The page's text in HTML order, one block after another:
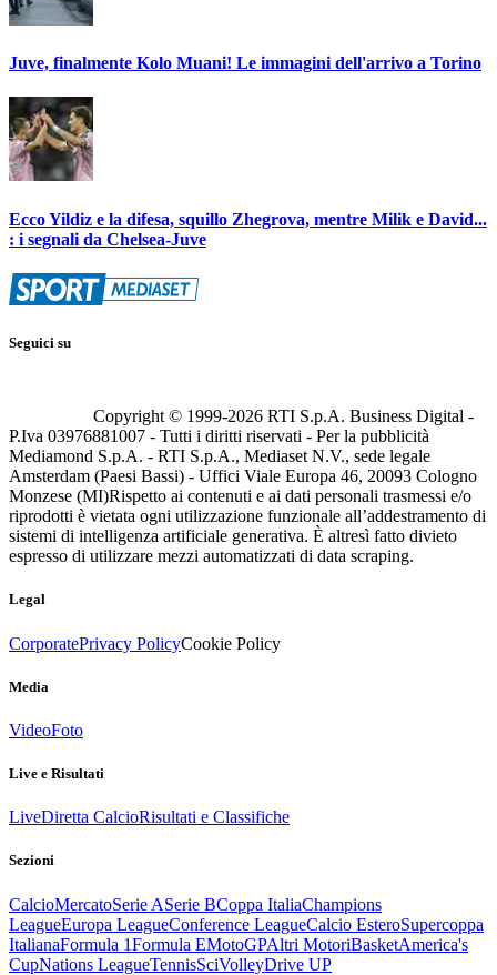
Juve, finalmente Kolo Muani! Le immagini dell'arrivo a Torino
Ecco Yildiz e la difesa, squillo Zhegrova, mentre Milik e David...
: i segnali da Chelsea-Juve
Seguici su
Copyright © 1999-2026 RTI S.p.A. Business Digital -
P.Iva 03976881007 - Tutti i diritti riservati - Per la pubblicità
Mediamond S.p.A. - RTI S.p.A., Mediaset N.V., sede legale
Amsterdam (Paesi Bassi) - Uffici Viale Europa 46, 20093 Cologno
Monzese (MI)Rispetto ai contenuti e ai dati personali trasmessi e/o
riprodotti è vietata ogni utilizzazione funzionale all’addestramento di
sistemi di intelligenza artificiale generativa. È altresì fatto divieto
espresso di utilizzare mezzi automatizzati di data scraping.
Legal
CorporatePrivacy PolicyCookie Policy
Media
VideoFoto
Live e Risultati
LiveDiretta CalcioRisultati e Classifiche
Sezioni
CalcioMercatoSerie ASerie BCoppa ItaliaChampions
LeagueEuropa LeagueConference LeagueCalcio EsteroSupercoppa
ItalianaFormula 1Formula EMotoGPAltri MotoriBasketAmerica's
CupNations LeagueTennisSciVolleyDrive UP